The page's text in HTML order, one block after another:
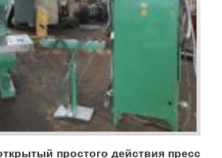
простого действия пресс